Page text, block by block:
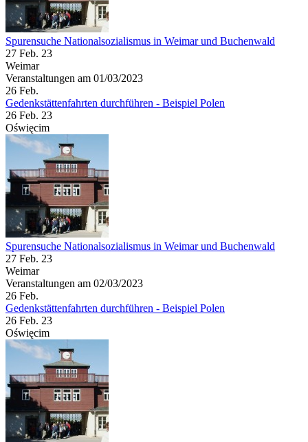
Spurensuche Nationalsozialismus in Weimar und Buchenwald
27 Feb. 23
Weimar
Veranstaltungen am 01/03/2023
26 Feb.
Gedenkstättenfahrten durchführen - Beispiel Polen
26 Feb. 23
Oświęcim
Spurensuche Nationalsozialismus in Weimar und Buchenwald
27 Feb. 23
Weimar
Veranstaltungen am 02/03/2023
26 Feb.
Gedenkstättenfahrten durchführen - Beispiel Polen
26 Feb. 23
Oświęcim